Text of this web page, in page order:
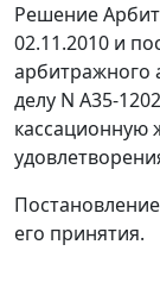
Решение
02.11.2010 и
арбитражного
делу N А35-
кассационную
его принятия.